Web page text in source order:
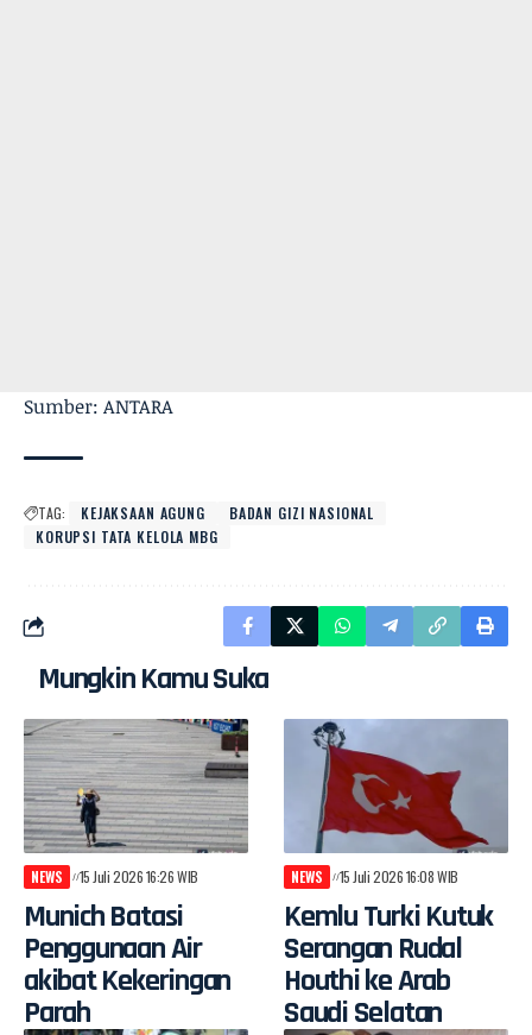
Sumber: ANTARA
TAG: KEJAKSAAN AGUNG
BADAN GIZI NASIONAL
KORUPSI TATA KELOLA MBG
Mungkin Kamu Suka
NEWS 15 Juli 2026 16:26 WIB
Munich Batasi
Penggunaan Air
akibat Kekeringan
Parah
NEWS 15 Juli 2026 16:08 WIB
Kemlu Turki Kutuk
Serangan Rudal
Houthi ke Arab
Saudi Selatan